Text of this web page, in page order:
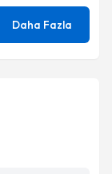
Daha Fazla